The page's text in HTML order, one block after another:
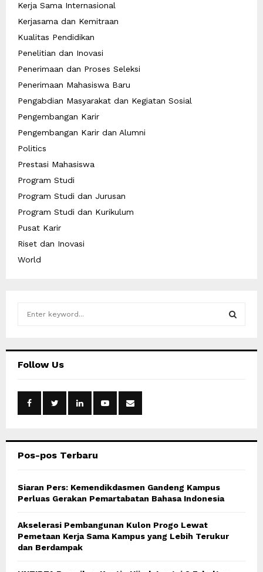
Kerja Sama Internasional
Kerjasama dan Kemitraan
Kualitas Pendidikan
Penelitian dan Inovasi
Penerimaan dan Proses Seleksi
Penerimaan Mahasiswa Baru
Pengabdian Masyarakat dan Kegiatan Sosial
Pengembangan Karir
Pengembangan Karir dan Alumni
Politics
Prestasi Mahasiswa
Program Studi
Program Studi dan Jurusan
Program Studi dan Kurikulum
Pusat Karir
Riset dan Inovasi
World
hFollow Us
Pos-pos Terbaru
Siaran Pers: Kemendikdasmen Gandeng Kampus
Perluas Gerakan Pemartabatan Bahasa Indonesia
Akselerasi Pembangunan Kulon Progo Lewat
Pemetaan Kerja Sama Kampus yang Lebih Terukur
dan Berdampak